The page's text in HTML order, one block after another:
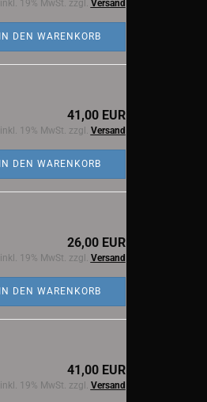
inkl. 19% MwSt. zzgl. Versand
IN DEN WARENKORB
41,00 EUR
inkl. 19% MwSt. zzgl. Versand
IN DEN WARENKORB
26,00 EUR
inkl. 19% MwSt. zzgl. Versand
IN DEN WARENKORB
41,00 EUR
inkl. 19% MwSt. zzgl. Versand